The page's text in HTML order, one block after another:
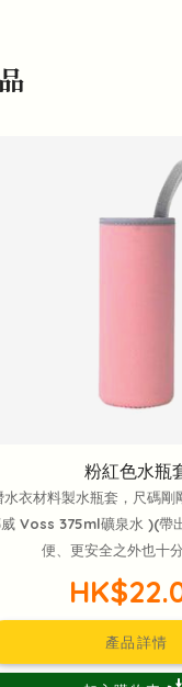
粉紅色水瓶
水衣材料製水瓶套，尺碼剛
Voss 375ml礦泉水 )(帶
便、更安全之外也十
產品詳情